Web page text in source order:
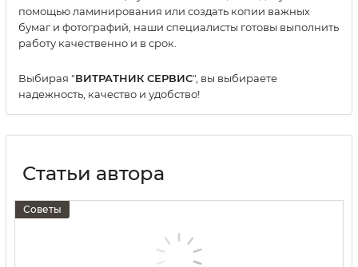
помощью ламинирования или создать копии важных
бумаг и фотографий, наши специалисты готовы выполнить
работу качественно и в срок.
Выбирая "ВИТРАТНИК СЕРВИС", вы выбираете
надежность, качество и удобство!
Статьи автора
Советы